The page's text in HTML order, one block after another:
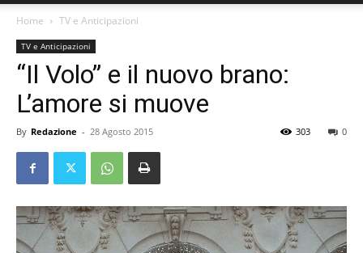
Home TV e Anticipazioni
TV e Anticipazioni
“Il Volo” e il nuovo brano:
L’amore si muove
By Redazione - 28 Agosto 2015 0
303